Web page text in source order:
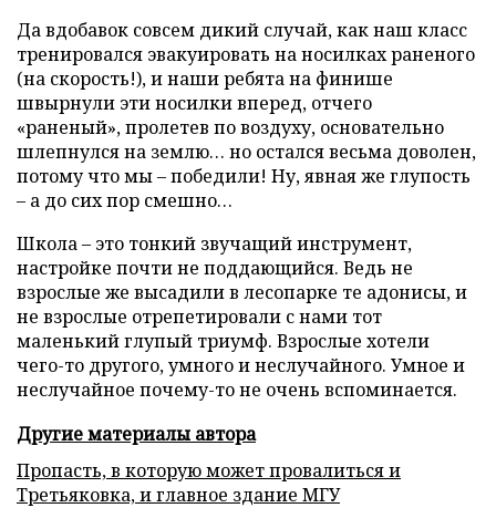
Да вдобавок совсем дикий случай, как наш класс
тренировался эвакуировать на носилках раненого
(на скорость!), и наши ребята на финише
швырнули эти носилки вперед, отчего
«раненый», пролетев по воздуху, основательно
шлепнулся на землю… но остался весьма доволен,
потому что мы – победили! Ну, явная же глупость
– а до сих пор смешно…
Школа – это тонкий звучащий инструмент,
настройке почти не поддающийся. Ведь не
взрослые же высадили в лесопарке те адонисы, и
не взрослые отрепетировали с нами тот
маленький глупый триумф. Взрослые хотели
чего-то другого, умного и неслучайного. Умное и
неслучайное почему-то не очень вспоминается.
Другие материалы автора
Пропасть, в которую может провалиться и
Третьяковка, и главное здание МГУ